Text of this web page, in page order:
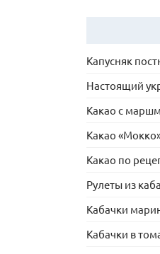
Капусняк
Настоящий
Какао с
Какао
Какао по
Рулеты из
Кабачки
Кабачки в